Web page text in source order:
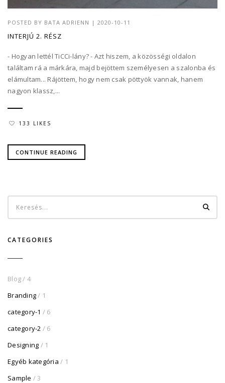
POSTED BY BATA ADRIENN | 2020-10-11
INTERJÚ 2. RÉSZ
- Hogyan lettél TiCCi-lány? - Azt hiszem, a közösségi oldalon
találtam rá a márkára, majd bejöttem személyesen a szalonba és
elámultam... Rájöttem, hogy nem csak pöttyök vannak, hanem
nagyon klassz,...
133 LIKES
CONTINUE READING
CATEGORIES
Blog/ 4
Branding/ 1
category-1 / 6
category-2 / 6
Designing / 1
Egyéb kategória / 1
Sample / 3